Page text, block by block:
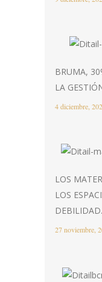
BRUMA,
LA
4 diciembre,
LOS
LOS
DEBILIDAD.
27 noviembre,